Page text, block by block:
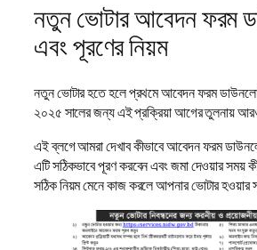
নতুন ভোটার আবেদন ফরম
এবং পূরণের নিয়ম
নতুন ভোটার হতে হলে প্রথমে আবেদন ফরম
২০২৫ সালের জন্য এই প্রক্রিয়া আগের তুলনায়
এই ব্লগে আমরা দেখাব কীভাবে আবেদন ফরম
এটি সঠিকভাবে পূরণ করবেন এবং জমা দেওয়ার সময়
সঠিক নিয়ম মেনে কাজ করলে আপনার ভোটার